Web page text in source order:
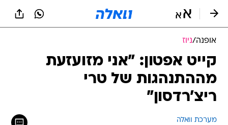
אופנה/ניוז
קייט אפטון: "אני מזועזעת
מההתנהגות של טרי
ריצ'רדסון"
מערכת וואלה